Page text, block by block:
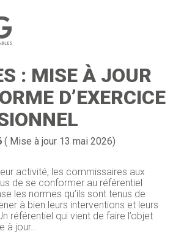
collecte
: MISE À JOUR
D’EXERCICE
( Mise à jour 13 mai 2026)
activité, les commissaires aux
de se conformer au référentiel
les normes qu’ils sont tenus de
à bien leurs interventions et leurs
référentiel qui vient de faire l’objet
à jour…